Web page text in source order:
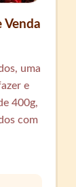
Venda
uma
e
400g,
com